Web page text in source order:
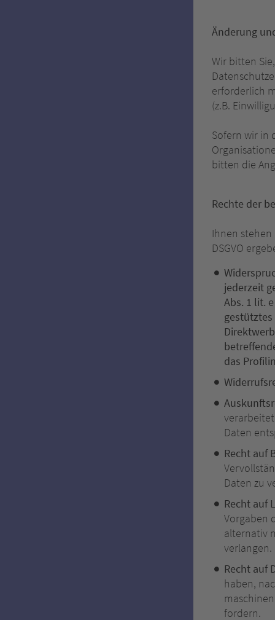
Änderung
Wir bitten
erforderlich
(z.B.
Sofern wir in
bitten die
Rechte der
Ihnen stehen
DSGVO
jederzeit
Abs. 1 lit.
das
Daten
Recht auf
Daten zu
Recht auf
Vorgaben
alternativ
verlangen.
Recht auf
haben,
fordern.